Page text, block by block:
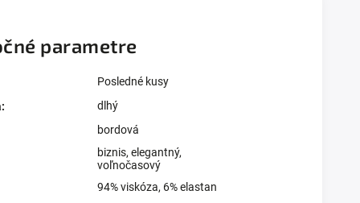
parametre
Posledné kusy
:
dlhý
bordová
biznis, elegantný,
voľnočasový
94% viskóza, 6% elastan